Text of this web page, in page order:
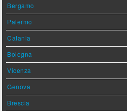
Bergamo
Palermo
Catania
Bologna
Vicenza
Genova
Brescia